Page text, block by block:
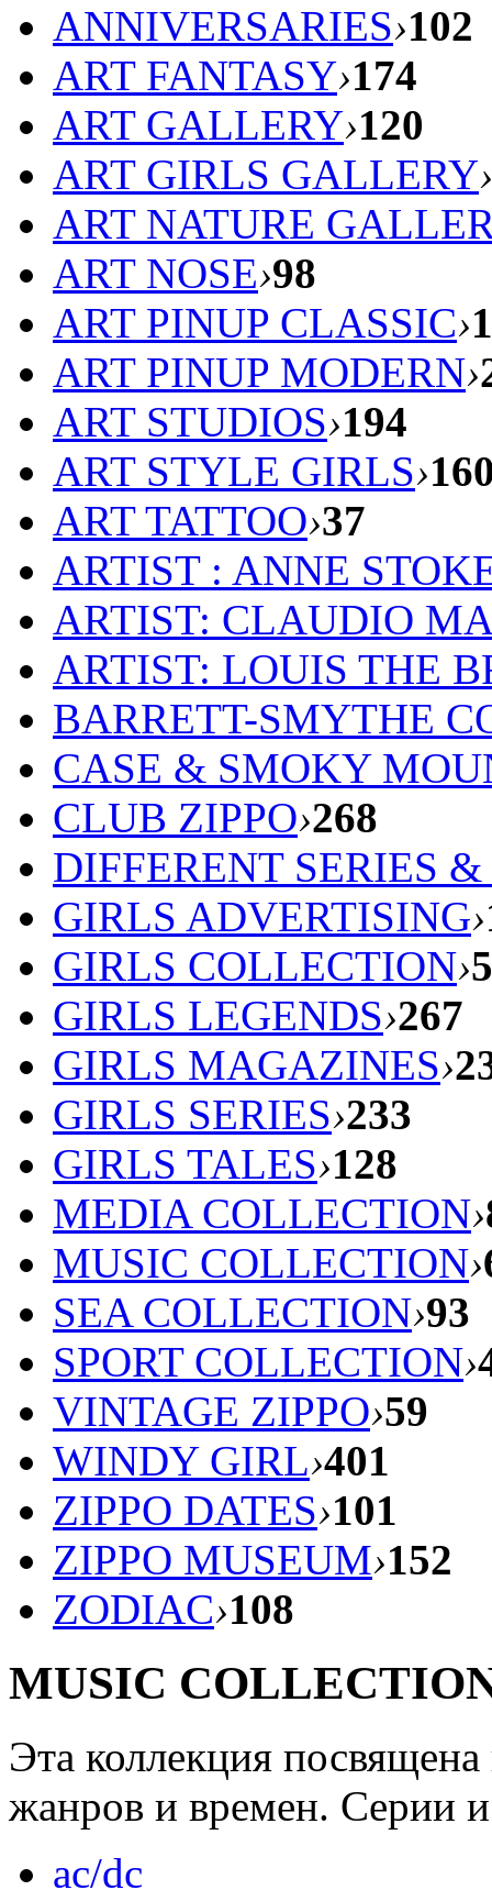
ANNIVERSARIES›102
ART FANTASY›174
ART GALLERY›120
ART GIRLS GALLERY›
ART NATURE
ART NOSE›98
ART PINUP CLASSIC›
ART PINUP MODERN›
ART STUDIOS›194
ART STYLE GIRLS›
ART TATTOO›37
ARTIST : ANNE
ARTIST: CLAUDIO
ARTIST: LOUIS THE
BARRETT-SMYTHE
CASE & SMOKY
CLUB ZIPPO›268
DIFFERENT SERIES
GIRLS ADVERTISING›
GIRLS COLLECTION›
GIRLS LEGENDS›267
GIRLS MAGAZINES›
GIRLS SERIES›233
GIRLS TALES›128
MEDIA COLLECTION›
MUSIC COLLECTION›
SEA COLLECTION›93
SPORT COLLECTION›
VINTAGE ZIPPO›59
WINDY GIRL›401
ZIPPO DATES›101
ZIPPO MUSEUM›152
ZODIAC›108
MUSIC
Эта коллекция
жанров и времен. Серии
ac/dc